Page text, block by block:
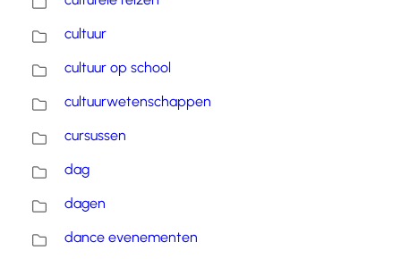
cultuur
cultuur op school
cultuurwetenschappen
cursussen
dag
dagen
dance evenementen